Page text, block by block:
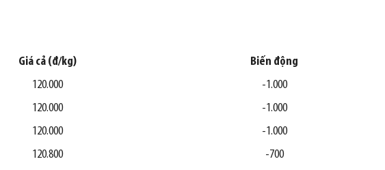
Giá cả (đ/kg) Biến động
120.000
-1.000
120.000
-1.000
120.000 -1.000
120.800
-700